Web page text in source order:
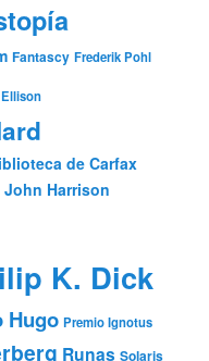
Fantascy Frederik Pohl
de Carfax
John Harrison
K. Dick
Hugo Premio Ignotus
Runas Solaris